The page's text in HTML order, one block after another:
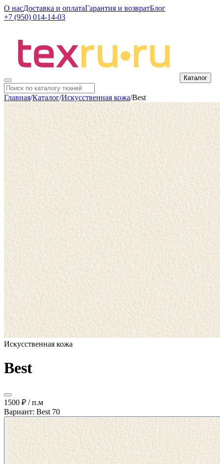
О насДоставка и оплатаГарантия и возвратБлог
+7 (950) 014-14-03
Каталог
Главная/Каталог/Искусственная кожа/Best
Искусственная кожа
Best
1500 ₽ / п.м
Вариант: Best 70